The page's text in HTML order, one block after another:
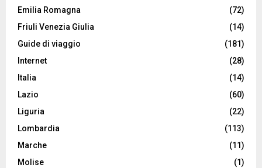
Emilia Romagna
(72)
Friuli Venezia Giulia
(14)
Guide di viaggio
(181)
Internet
(28)
Italia
(14)
Lazio
(60)
Liguria
(22)
Lombardia
(113)
Marche
(11)
Molise
(1)